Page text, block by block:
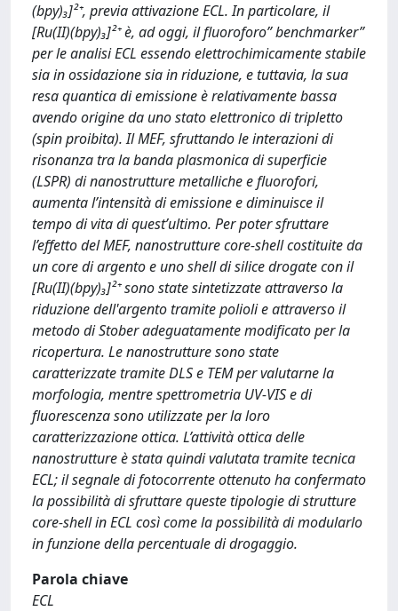
(bpy)₃]²⁺, previa attivazione ECL. In particolare, il
[Ru(II)(bpy)₃]²⁺ è, ad oggi, il fluoroforo” benchmarker”
per le analisi ECL essendo elettrochimicamente stabile
sia in ossidazione sia in riduzione, e tuttavia, la sua
resa quantica di emissione è relativamente bassa
avendo origine da uno stato elettronico di tripletto
(spin proibita). Il MEF, sfruttando le interazioni di
risonanza tra la banda plasmonica di superficie
(LSPR) di nanostrutture metalliche e fluorofori,
aumenta l’intensità di emissione e diminuisce il
tempo di vita di quest’ultimo. Per poter sfruttare
l’effetto del MEF, nanostrutture core-shell costituite da
un core di argento e uno shell di silice drogate con il
[Ru(II)(bpy)₃]²⁺ sono state sintetizzate attraverso la
riduzione dell'argento tramite polioli e attraverso il
metodo di Stober adeguatamente modificato per la
ricopertura. Le nanostrutture sono state
caratterizzate tramite DLS e TEM per valutarne la
morfologia, mentre spettrometria UV-VIS e di
fluorescenza sono utilizzate per la loro
caratterizzazione ottica. L’attività ottica delle
nanostrutture è stata quindi valutata tramite tecnica
ECL; il segnale di fotocorrente ottenuto ha confermato
la possibilità di sfruttare queste tipologie di strutture
core-shell in ECL così come la possibilità di modularlo
in funzione della percentuale di drogaggio.
Parola chiave
ECL